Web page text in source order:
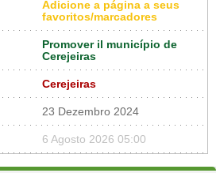
Adicione a página a seus
favoritos/marcadores
Promover il município de
Cerejeiras
Cerejeiras
23 Dezembro 2024
6 Agosto 2026 05:00